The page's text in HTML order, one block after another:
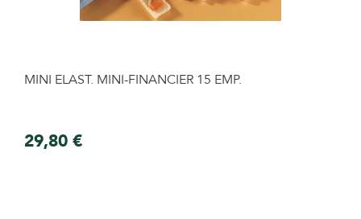
MINI ELAST. MINI-FINANCIER 15 EMP.
29,80 €